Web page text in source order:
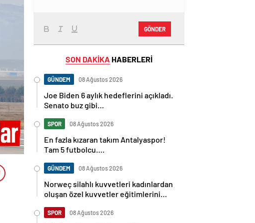
GÖNDER
SON DAKİKA HABERLERİ
GÜNDEM 08 Ağustos 2026
Joe Biden 6 aylık hedeflerini açıkladı.
Senato buz gibi…
SPOR 08 Ağustos 2026
En fazla kızaran takım Antalyaspor!
Tam 5 futbolcu….
GÜNDEM 08 Ağustos 2026
Norweç silahlı kuvvetleri kadınlardan
oluşan özel kuvvetler eğitimlerini
SPOR 08 Ağustos 2026